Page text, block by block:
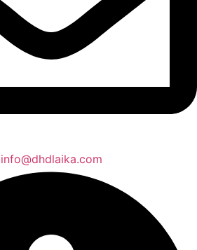
info@dhdlaika.com